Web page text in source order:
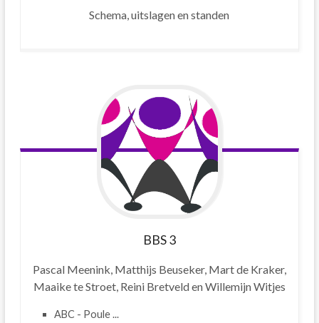
Schema, uitslagen en standen
BBS3
Pascal Meenink, Matthijs Beuseker, Mart de Kraker,
Maaike te Stroet, Reini Bretveld en Willemijn Witjes
ABC - Poule ...